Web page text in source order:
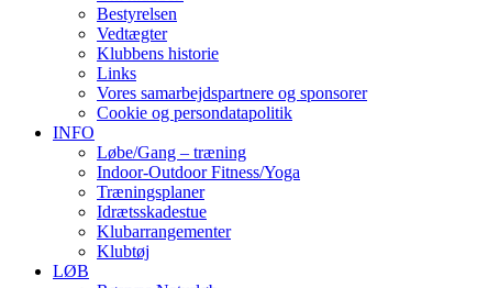
Bestyrelsen
Vedtægter
Klubbens historie
Links
Vores samarbejdspartnere og sponsorer
Cookie og persondatapolitik
INFO
Løbe/Gang – træning
Indoor-Outdoor Fitness/Yoga
Træningsplaner
Idrætsskadestue
Klubarrangementer
Klubtøj
LØB